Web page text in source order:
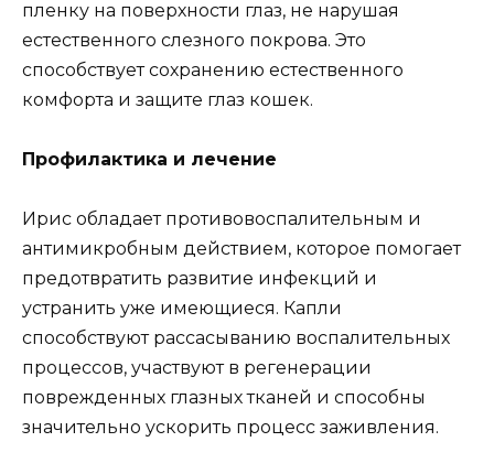
пленку на поверхности глаз, не нарушая
естественного слезного покрова. Это
способствует сохранению естественного
комфорта и защите глаз кошек.
Профилактика и лечение
Ирис обладает противовоспалительным и
антимикробным действием, которое помогает
предотвратить развитие инфекций и
устранить уже имеющиеся. Капли
способствуют рассасыванию воспалительных
процессов, участвуют в регенерации
поврежденных глазных тканей и способны
значительно ускорить процесс заживления.